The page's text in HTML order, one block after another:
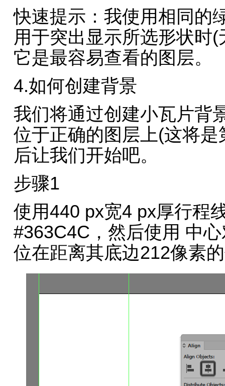
快速提示：我使用相同的
用于突出显示所选形状时
它是最容易查看的图层。
4.如何创建背景
我们将通过创建小瓦片背
位于正确的图层上(这将
后让我们开始吧。
步骤1
使用440 px宽4 px厚行程
#363C4C，然后使用 中
位在距离其底边212像素